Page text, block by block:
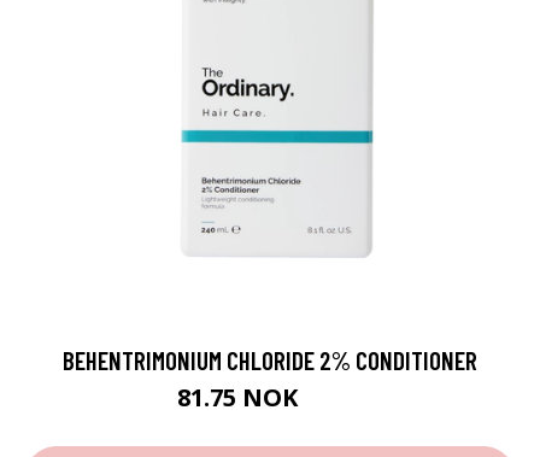
BEHENTRIMONIUM CHLORIDE 2% CONDITIONER
81.75 NOK